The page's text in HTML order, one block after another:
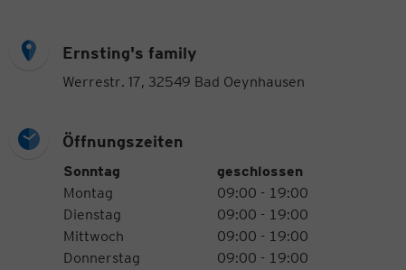
Ernsting's family
Werrestr. 17, 32549 Bad Oeynhausen
Öffnungszeiten
Öffnungszeiten
Wochentag
Sonntag
geschlossen
Montag
09:00 - 19:00
Dienstag
09:00 - 19:00
Mittwoch
09:00 - 19:00
Donnerstag
09:00 - 19:00